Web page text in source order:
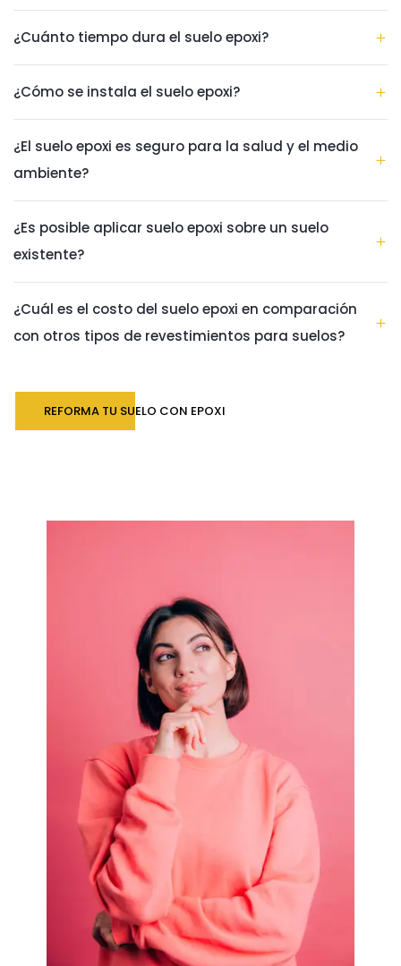
¿Cuánto tiempo dura el suelo epoxi?
¿Cómo se instala el suelo epoxi?
¿El suelo epoxi es seguro para la salud y el medio
ambiente?
¿Es posible aplicar suelo epoxi sobre un suelo
existente?
¿Cuál es el costo del suelo epoxi en comparación
con otros tipos de revestimientos para suelos?
REFORMA TU SUELO CON EPOXI